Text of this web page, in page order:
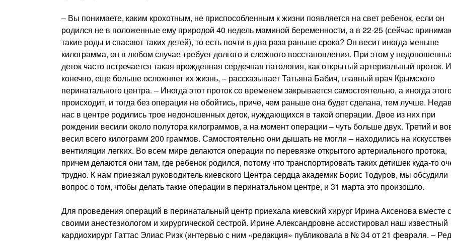
– Вы понимаете, каким крохотным, не приспособленным к жизни появляется на свет ребенок, если он
родился не в положенные ему природой 40 недель маминой беременности, а в 22-25 (сейчас
такие роды и спасают таких детей), то есть почти в два раза раньше срока? Он весит иногда меньше
килограмма, он в любом случае требует долгого и сложного восстановления. При этом у
деток часто встречается такая врожденная сердечная патология, как открытый артериальный проток.
конечно, еще больше осложняет их жизнь, – рассказывает Татьяна Бабич, главный врач Крымского
перинатального центра. – Иногда этот проток со временем закрывается самостоятельно, а иногда
происходит, и тогда без операции не обойтись, приче, чем раньше она будет сделана, тем лучше.
нас в центре родились трое недоношенных деток, нуждающихся в такой операции. Двое из них при
рождении весили около полутора килограммов, а на момент операции – чуть больше двух. Третий и
весил всего килограмм 200 граммов. Самостоятельно они дышать не могли – находились на
вентиляции легких. Во всем мире делаются операции по перевязке открытого артериального протока,
причем делаются они там, где ребенок родился, потому что транспортировать таких детишек куда-то
трудно. К нам приезжал руководитель киевского Центра сердца академик Борис Тодуров, мы обсудили
вопрос о том, чтобы делать такие операции в перинатальном центре, и 31 марта это произошло.
Для проведения операций в перинатальный центр приехала киевский хирург Ирина Аксенова вместе
своими анестезиологом и хирургической сестрой. Ирине Александровне ассистировал наш известный
кардиохирург Гаттас Элиас Ризк (интервью с ним «редакция» публиковала в № 34 от 21 февраля. –